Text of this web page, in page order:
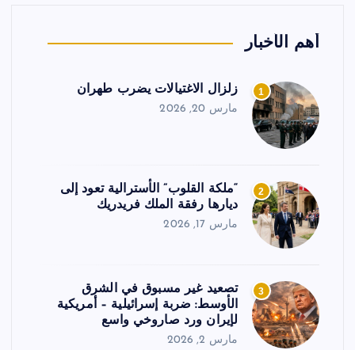
أهم الأخبار
1 زلزال الاغتيالات يضرب طهران
مارس 20, 2026
2
“ملكة القلوب” الأسترالية تعود إلى
ديارها رفقة الملك فريدريك
مارس 17, 2026
3
تصعيد غير مسبوق في الشرق
الأوسط: ضربة إسرائيلية – أمريكية
لإيران ورد صاروخي واسع
مارس 2, 2026